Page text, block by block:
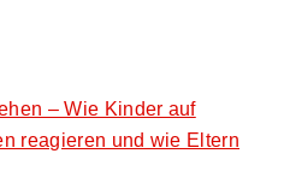
– Wie Kinder auf
reagieren und wie Eltern